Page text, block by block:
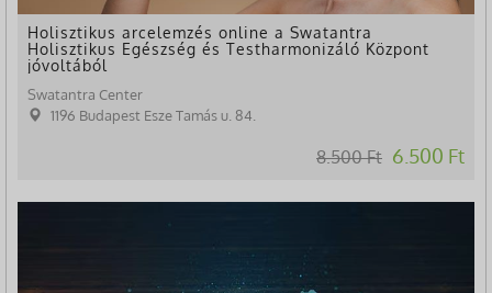
Holisztikus arcelemzés online a Swatantra
Holisztikus Egészség és Testharmonizáló Központ
jóvoltából
Swatantra Center
1196 Budapest Esze Tamás u. 84.
8.500 Ft 6.500 Ft